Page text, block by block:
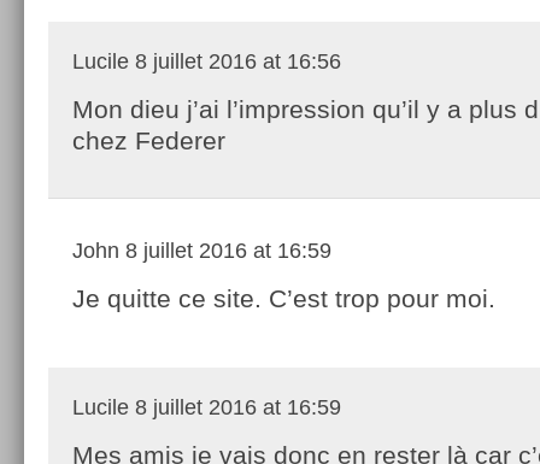
Lucile 8 juillet 2016 at 16:56
Mon dieu j’ai l’impression qu’il y a plus
chez Federer
John 8 juillet 2016 at 16:59
Je quitte ce site. C’est trop pour moi.
Lucile 8 juillet 2016 at 16:59
Mes amis je vais donc en rester là car